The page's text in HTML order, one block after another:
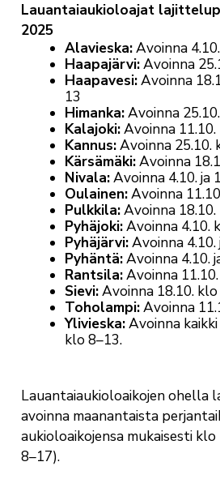
Lauantaiaukioloajat
2025
Alavieska:Avoinna
Haapajärvi:Avoinna
Haapavesi:Avoinna
13
Himanka:Avoinna
Kalajoki:Avoinna 11.10.
Kannus:Avoinna 25.10.
Kärsämäki:Avoinna
Nivala:Avoinna 4.10. ja
Oulainen:Avoinna
Pulkkila:Avoinna 18.10.
Pyhäjoki:Avoinna 4.10.
Pyhäjärvi:Avoinna 4.10.
Pyhäntä:Avoinna 4.10.
Rantsila:Avoinna
Sievi:Avoinna 18.10. klo
Toholampi:Avoinna
Ylivieska:Avoinna
klo 8–13.
Lauantaiaukioloaikojen ohella
avoinna maanantaista
aukioloaikojensa mukaisesti
8–17).